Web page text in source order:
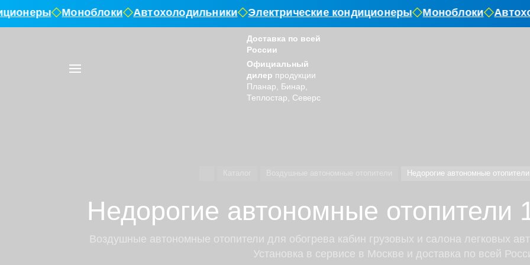
Моноблоки Автохолодильники Электрические кондиционеры Моноблоки
в каталоге
Найти
Доставка по всей
России
Официальный
дилер продукции
Планар, Бинар,
Теплостар, Северс
Недорогие автономные
Недорогие автономные отопители
Воздушные автономные отопители для обогрева кабин грузовых и салона легковых
Установка в сервисе в Москве и доставка по всей